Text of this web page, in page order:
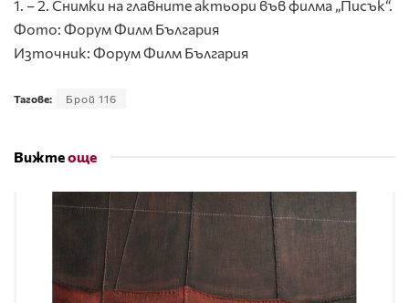
1. – 2. Снимки на главните актьори във филма „Писък“.
Фото: Форум Филм България
Източник: Форум Филм България
Тагове: Брой 116
Вижтеоще